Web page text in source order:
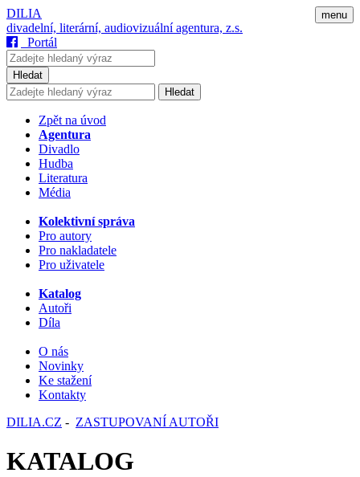
menu
DILIA
divadelní, literární, audiovizuální agentura, z.s.
Portál
Hledat
Hledat
Zpět na úvod
Agentura
Divadlo
Hudba
Literatura
Média
Kolektivní správa
Pro autory
Pro nakladatele
Pro uživatele
Katalog
Autoři
Díla
O nás
Novinky
Ke stažení
Kontakty
DILIA.CZ - ZASTUPOVANÍ AUTOŘI
KATALOG